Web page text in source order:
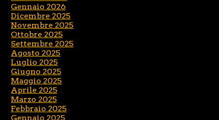
Gennaio 2026
Dicembre 2025
Novembre 2025
Ottobre 2025
Settembre 2025
Agosto 2025
Luglio 2025
Giugno 2025
Maggio 2025
Aprile 2025
Marzo 2025
Febbraio 2025
Gennaio 2025